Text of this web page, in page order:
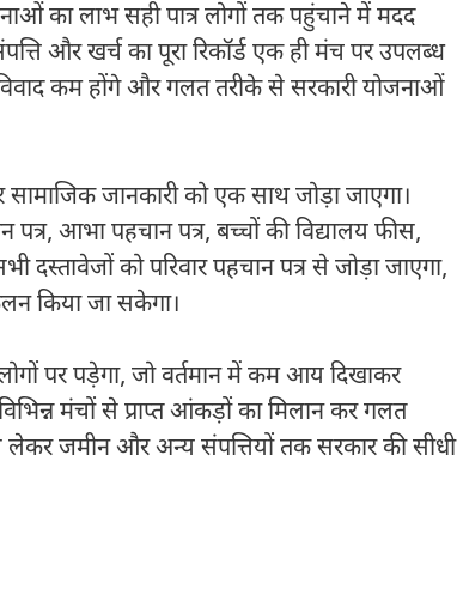
का लाभ सही पात्र लोगों तक पहुंचाने में मदद
और खर्च का पूरा रिकॉर्ड एक ही मंच पर उपलब्ध
कम होंगे और गलत तरीके से सरकारी योजनाओं
जानकारी को एक साथ जोड़ा जाएगा।
पत्र, आभा पहचान पत्र, बच्चों की विद्यालय फीस,
को परिवार पहचान पत्र से जोड़ा जाएगा,
किया जा सकेगा।
पर पड़ेगा, जो वर्तमान में कम आय दिखाकर
मंचों से प्राप्त आंकड़ों का मिलान कर गलत
जमीन और अन्य संपत्तियों तक सरकार की सीधी